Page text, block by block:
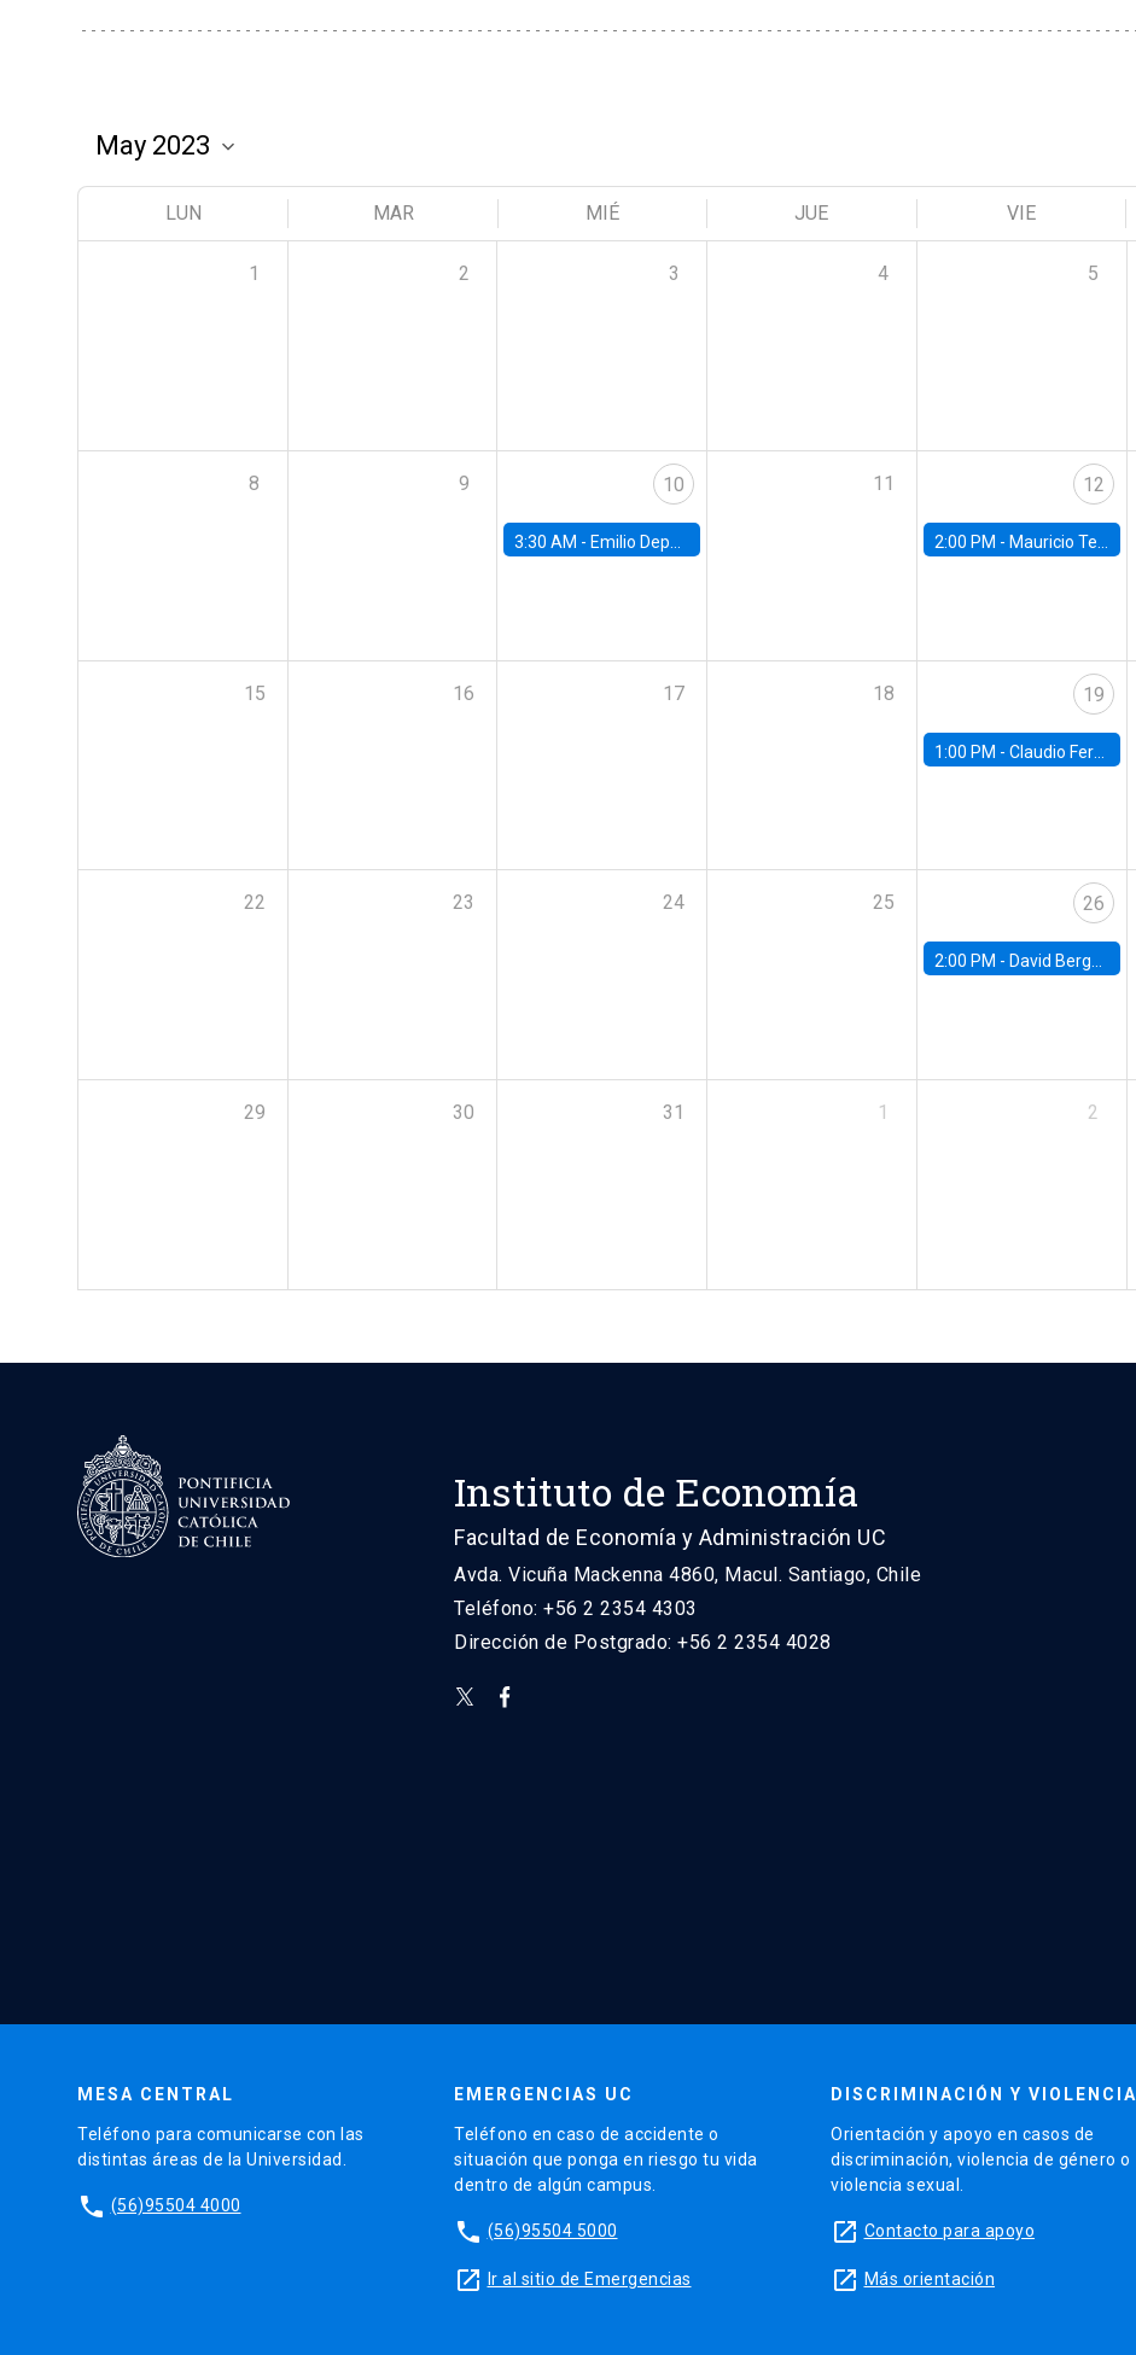
LUN MAR MIÉ JUE VIE
1 2 3 4 5
8 9 10
3:30 AM - Emilio Depetris-Chauvín, Universidad Católica
11 12
2:00 PM - Mauricio Tejada, UDP
15 16 17 18 19
1:00 PM - Claudio Ferraz, British Columbia
22 23 24 25 26
2:00 PM - David Berger, Duke
29 30 31 1 2
Instituto de Economía
Facultad de Economía y Administración UC
Avda. Vicuña Mackenna 4860, Macul. Santiago, Chile
Teléfono: +56 2 2354 4303
Dirección de Postgrado: +56 2 2354 4028
MESA CENTRAL
Teléfono para comunicarse con las
distintas áreas de la Universidad.
phone (56)95504 4000
EMERGENCIAS UC
Teléfono en caso de accidente o
situación que ponga en riesgo tu vida
dentro de algún campus.
phone (56)95504 5000
launch Ir al sitio de Emergencias
DISCRIMINACIÓN Y VIOLENCIA
Orientación y apoyo en casos de
discriminación, violencia de género o
violencia sexual.
launch Contacto para apoyo
launch Más orientación